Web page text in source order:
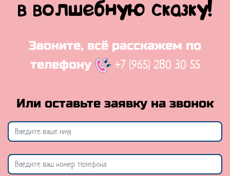
в волшебную сказку!
Звоните, всё расскажем по
телефону
+7 (965) 280 30 55
Или оставьте заявку на звонок